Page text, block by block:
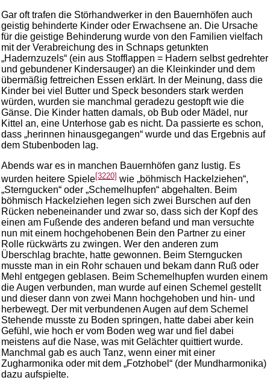
Gar oft trafen die Störhandwerker in den Bauernhöfen auch
geistig behinderte Kinder oder Erwachsene an. Die Ursache
für die geistige Behinderung wurde von den Familien vielfach
mit der Verabreichung des in Schnaps getunkten
„Hadernzuzels“ (ein aus Stofflappen = Hadern selbst gedrehter
und gebundener Kindersauger) an die Kleinkinder und dem
übermäßig fettreichen Essen erklärt. In der Meinung, dass die
Kinder bei viel Butter und Speck besonders stark werden
würden, wurden sie manchmal geradezu gestopft wie die
Gänse. Die Kinder hatten damals, ob Bub oder Mädel, nur
Kittel an, eine Unterhose gab es nicht. Da passierte es schon,
dass „herinnen hinausgegangen“ wurde und das Ergebnis auf
dem Stubenboden lag.
Abends war es in manchen Bauernhöfen ganz lustig. Es
wurden heitere Spiele[3220] wie „böhmisch Hackelziehen“,
„Sterngucken“ oder „Schemelhupfen“ abgehalten. Beim
böhmisch Hackelziehen legen sich zwei Burschen auf den
Rücken nebeneinander und zwar so, dass sich der Kopf des
einen am Fußende des anderen befand und man versuchte
nun mit einem hochgehobenen Bein den Partner zu einer
Rolle rückwärts zu zwingen. Wer den anderen zum
Überschlag brachte, hatte gewonnen. Beim Sterngucken
musste man in ein Rohr schauen und bekam dann Ruß oder
Mehl entgegen geblasen. Beim Schemelhupfen wurden einem
die Augen verbunden, man wurde auf einen Schemel gestellt
und dieser dann von zwei Mann hochgehoben und hin- und
herbewegt. Der mit verbundenen Augen auf dem Schemel
Stehende musste zu Boden springen, hatte dabei aber kein
Gefühl, wie hoch er vom Boden weg war und fiel dabei
meistens auf die Nase, was mit Gelächter quittiert wurde.
Manchmal gab es auch Tanz, wenn einer mit einer
Zugharmonika oder mit dem „Fotzhobel“ (der Mundharmonika)
dazu aufspielte.